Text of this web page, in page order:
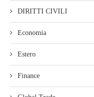
DIRITTI CIVILI
Economia
Estero
Finance